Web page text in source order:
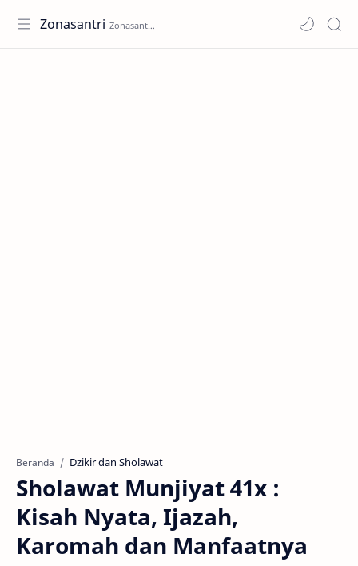
Zonasantri
Beranda Dzikir dan Sholawat
Sholawat Munjiyat 41x :
Kisah Nyata, Ijazah,
Karomah dan Manfaatnya